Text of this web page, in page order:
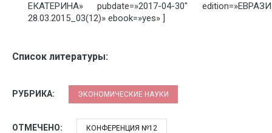
ЕКАТЕРИНА» pubdate=»2017-04-30″
28.03.2015_03(12)» ebook=»yes» ]
Список литературы:
РУБРИКА: ЭКОНОМИЧЕСКИЕ НАУКИ
ОТМЕЧЕНО: КОНФЕРЕНЦИЯ №12